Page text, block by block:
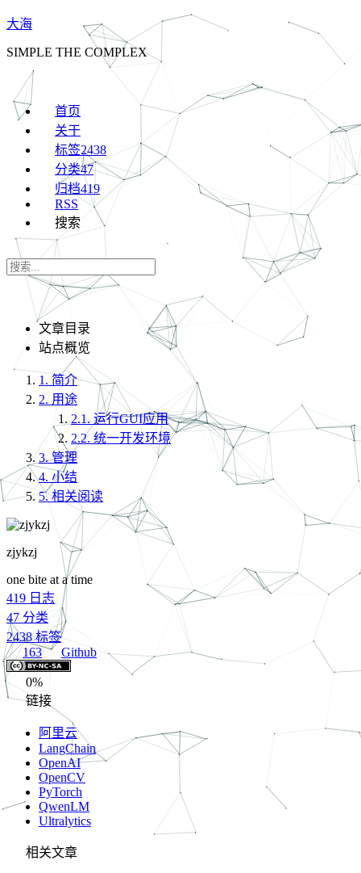
大海
SIMPLE THE COMPLEX
首页
关于
标签2438
分类47
归档419
RSS
搜索
文章目录
站点概览
1. 简介
2. 用途
2.1. 运行GUI应用
2.2. 统一开发环境
3. 管理
4. 小结
5. 相关阅读
zjykzj
one bite at a time
419 日志
47 分类
2438 标签
163
Github
0%
链接
阿里云
LangChain
OpenAI
OpenCV
PyTorch
QwenLM
Ultralytics
相关文章